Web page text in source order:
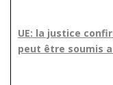
UE: la justice
peut être soumis